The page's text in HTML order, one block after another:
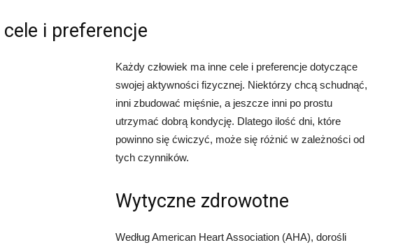
i preferencje
Każdy człowiek ma inne cele i preferencje dotyczące
swojej aktywności fizycznej. Niektórzy chcą schudnąć,
inni zbudować mięśnie, a jeszcze inni po prostu
utrzymać dobrą kondycję. Dlatego ilość dni, które
powinno się ćwiczyć, może się różnić w zależności od
tych czynników.
Wytyczne zdrowotne
Według American Heart Association (AHA), dorośli